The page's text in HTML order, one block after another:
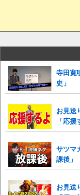
寺田寛
史」
お見送
「応援
サツマ
課後」
お見送